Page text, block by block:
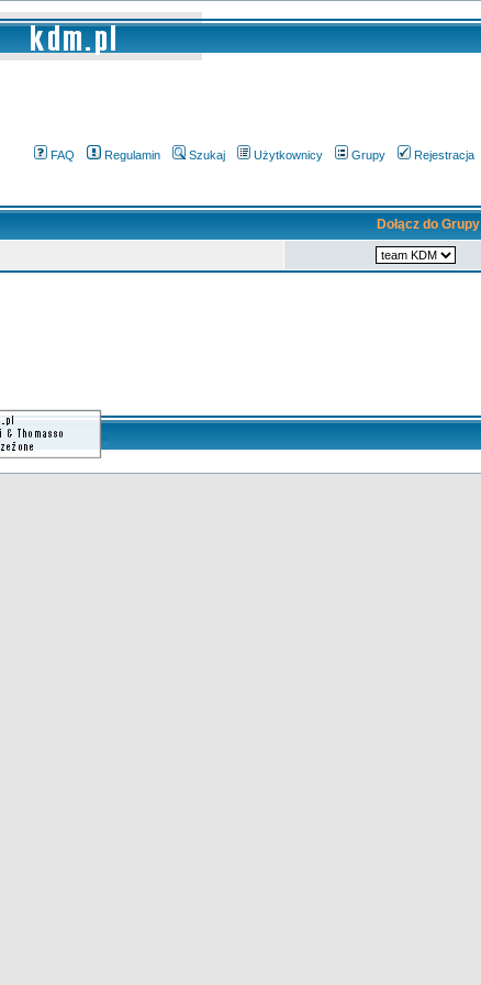
FAQ Regulamin Szukaj Użytkownicy Grupy Rejestracja
Dołącz do Grupy